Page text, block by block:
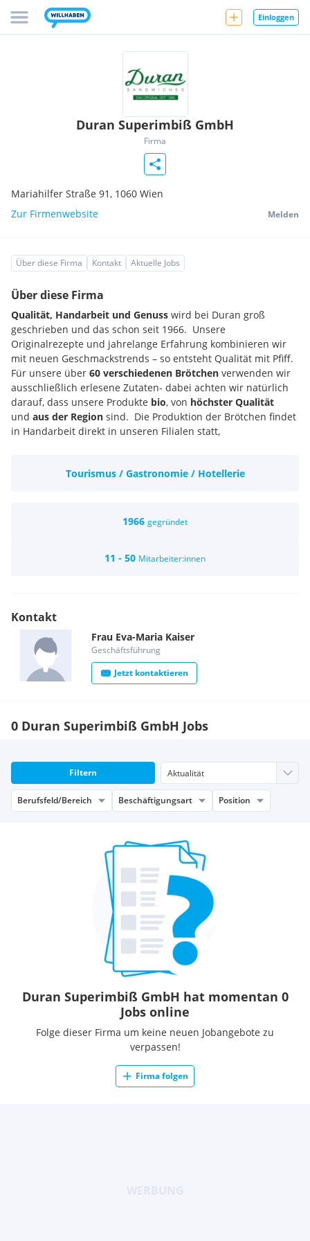
Einloggen
Duran Superimbiß GmbH
Firma
Mariahilfer Straße 91, 1060 Wien
Zur Firmenwebsite
Melden
Über diese Firma Kontakt Aktuelle Jobs
Über diese Firma
Qualität, Handarbeit und Genuss wird bei Duran groß
geschrieben und das schon seit 1966. Unsere
Originalrezepte und jahrelange Erfahrung kombinieren wir
mit neuen Geschmackstrends – so entsteht Qualität mit Pfiff.
Für unsere über 60 verschiedenen Brötchen verwenden wir
ausschließlich erlesene Zutaten- dabei achten wir natürlich
darauf, dass unsere Produkte bio, von höchster Qualität
und aus der Region sind. Die Produktion der Brötchen findet
in Handarbeit direkt in unseren Filialen statt,
Geburtstage, Events, Hochzeiten uvm.
Selbständigkeit, Genauigkeit und Pünktlichkeit
keine Nachtarbeit
keine Teildienste
Vollzeit, auch Teilzeit möglich
Vollzeitgehalt € 1.900,- brutto / Monat, mit Bereitschaft zur
Überzahlung bei entsprechender Qualifikation+
Tourismus / Gastronomie / Hotellerie
1966 gegründet
11 - 50 Mitarbeiter:innen
Kontakt
Frau Eva-Maria Kaiser
Geschäftsführung
Jetzt kontaktieren
0 Duran Superimbiß GmbH Jobs
Filtern
Berufsfeld/Bereich Beschäftigungsart Position
Duran Superimbiß GmbH hat momentan 0
Jobs online
Folge dieser Firma um keine neuen Jobangebote zu
verpassen!
Firma folgen